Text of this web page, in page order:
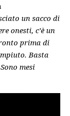
un sacco di
onesti, c’è un
prima di
Basta
mesi